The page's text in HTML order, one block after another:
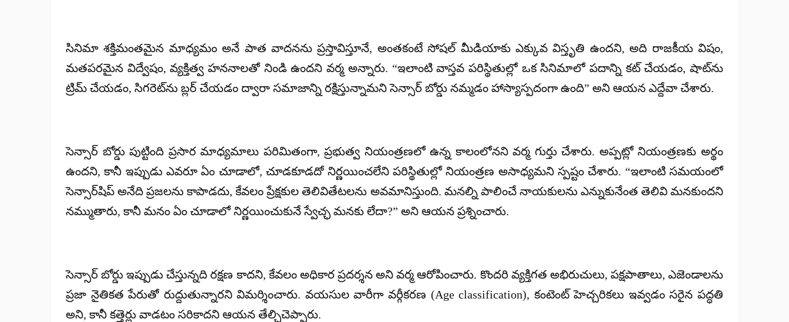
సినిమా శక్తిమంతమైన మాధ్యమం అనే పాత వాదనను ప్రస్తావిస్తూనే, అంతకంటే సోషల్ మీడియాకు ఎక్కువ విస్తృతి ఉందని, అది రాజకీయ విషం,
మతపరమైన విద్వేషం, వ్యక్తిత్వ హననాలతో నిండి ఉందని వర్మ అన్నారు. “ఇలాంటి వాస్తవ పరిస్థితుల్లో ఒక సినిమాలో పదాన్ని కట్ చేయడం, షాట్‌ను
ట్రిమ్ చేయడం, సిగరెట్‌ను బ్లర్ చేయడం ద్వారా సమాజాన్ని రక్షిస్తున్నామని సెన్సార్ బోర్డు నమ్మడం హాస్యాస్పదంగా ఉంది” అని ఆయన ఎద్దేవా చేశారు.
సెన్సార్ బోర్డు పుట్టింది ప్రసార మాధ్యమాలు పరిమితంగా, ప్రభుత్వ నియంత్రణలో ఉన్న కాలంలోనని వర్మ గుర్తు చేశారు. అప్పట్లో నియంత్రణకు అర్థం
ఉందని, కానీ ఇప్పుడు ఎవరూ ఏం చూడాలో, చూడకూడదో నిర్ణయించలేని పరిస్థితుల్లో నియంత్రణ అసాధ్యమని స్పష్టం చేశారు. “ఇలాంటి సమయంలో
సెన్సార్‌షిప్ అనేది ప్రజలను కాపాడదు, కేవలం ప్రేక్షకుల తెలివితేటలను అవమానిస్తుంది. మనల్ని పాలించే నాయకులను ఎన్నుకునేంత తెలివి మనకుందని
నమ్ముతారు, కానీ మనం ఏం చూడాలో నిర్ణయించుకునే స్వేచ్ఛ మనకు లేదా?” అని ఆయన ప్రశ్నించారు.
సెన్సార్ బోర్డు ఇప్పుడు చేస్తున్నది రక్షణ కాదని, కేవలం అధికార ప్రదర్శన అని వర్మ ఆరోపించారు. కొందరి వ్యక్తిగత అభిరుచులు, పక్షపాతాలు, ఎజెండాలను
ప్రజా నైతికత పేరుతో రుద్దుతున్నారని విమర్శించారు. వయసుల వారీగా వర్గీకరణ (Age classification), కంటెంట్ హెచ్చరికలు ఇవ్వడం సరైన పద్ధతి
అని, కానీ కత్తెర్లు వాడటం సరికాదని ఆయన తేల్చిచెప్పారు.